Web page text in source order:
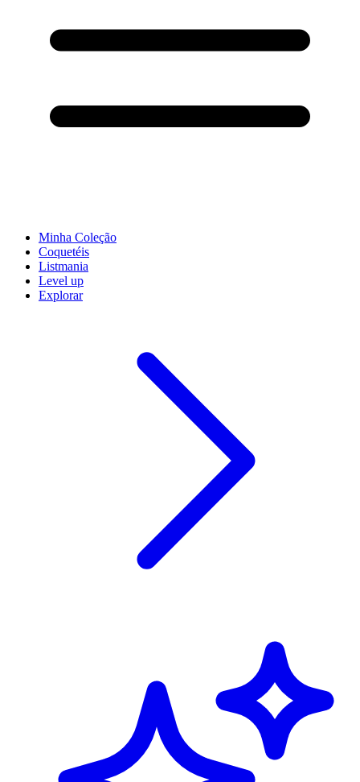
Minha Coleção
Coquetéis
Listmania
Level up
Explorar